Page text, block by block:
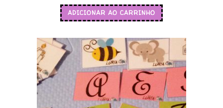
ADICIONAR AO CARRINHO